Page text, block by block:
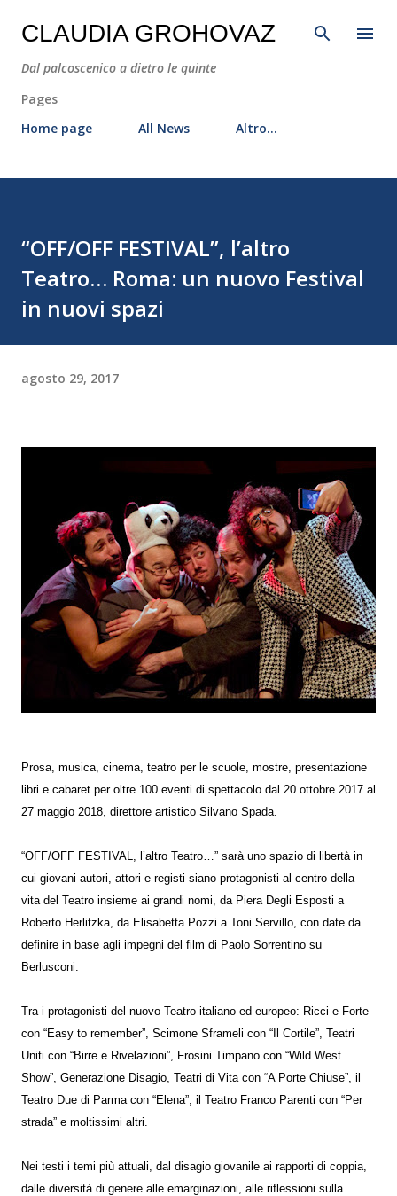
Passa ai contenuti principali
CLAUDIA GROHOVAZ
Dal palcoscenico a dietro le quinte
Pages
Home page
All News Altro…
“OFF/OFF FESTIVAL”, l’altro
Teatro… Roma: un nuovo Festival
in nuovi spazi
agosto 29, 2017
Prosa, musica, cinema, teatro per le scuole, mostre, presentazione
libri e cabaret per oltre 100 eventi di spettacolo dal 20 ottobre 2017 al
27 maggio 2018, direttore artistico Silvano Spada.
“OFF/OFF FESTIVAL, l’altro Teatro…” sarà uno spazio di libertà in
cui giovani autori, attori e registi siano protagonisti al centro della
vita del Teatro insieme ai grandi nomi, da Piera Degli Esposti a
Roberto Herlitzka, da Elisabetta Pozzi a Toni Servillo, con date da
definire in base agli impegni del film di Paolo Sorrentino su
Berlusconi.
Tra i protagonisti del nuovo Teatro italiano ed europeo: Ricci e Forte
con “Easy to remember”, Scimone Sframeli con “Il Cortile”, Teatri
Uniti con “Birre e Rivelazioni”, Frosini Timpano con “Wild West
Show”, Generazione Disagio, Teatri di Vita con “A Porte Chiuse”, il
Teatro Due di Parma con “Elena”, il Teatro Franco Parenti con “Per
strada” e moltissimi altri.
Nei testi i temi più attuali, dal disagio giovanile ai rapporti di coppia,
dalle diversità di genere alle emarginazioni, alle riflessioni sulla